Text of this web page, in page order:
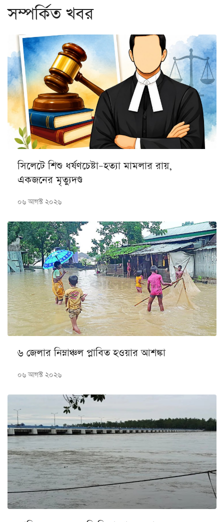
সম্পর্কিত খবর
সিলেটে শিশু ধর্ষণচেষ্টা–হত্যা মামলার রায়,
একজনের মৃত্যুদণ্ড
০৬ আগস্ট ২০২৬
৬ জেলার নিম্নাঞ্চল প্লাবিত হওয়ার আশঙ্কা
০৬ আগস্ট ২০২৬